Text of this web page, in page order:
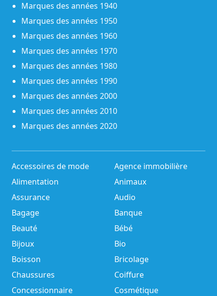
Marques des années 1940
Marques des années 1950
Marques des années 1960
Marques des années 1970
Marques des années 1980
Marques des années 1990
Marques des années 2000
Marques des années 2010
Marques des années 2020
Accessoires de mode
Agence immobilière
Alimentation
Animaux
Assurance
Audio
Bagage
Banque
Beauté
Bébé
Bijoux
Bio
Boisson
Bricolage
Chaussures
Coiffure
Concessionnaire
Cosmétique